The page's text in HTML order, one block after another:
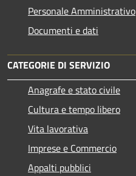
Personale Amministrativo
Documenti e dati
CATEGORIE DI SERVIZIO
Anagrafe e stato civile
Cultura e tempo libero
Vita lavorativa
Imprese e Commercio
Appalti pubblici